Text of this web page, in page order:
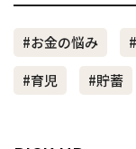
#お金の悩み
#育児
#貯蓄